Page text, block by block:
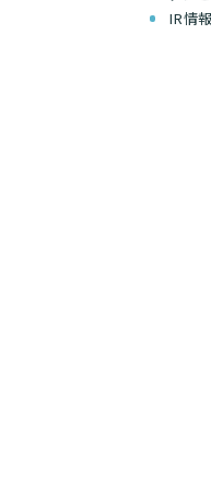
IR情報